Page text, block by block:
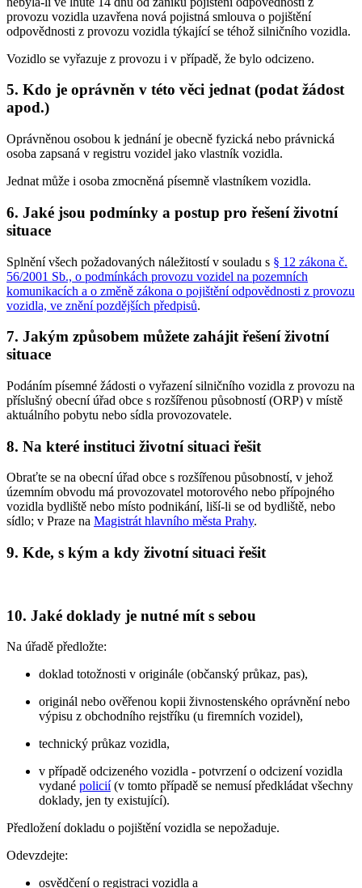
provozu vozidla uzavřena nová pojistná smlouva o pojištění
odpovědnosti z provozu vozidla týkající se téhož silničního vozidla.
Vozidlo se vyřazuje z provozu i v případě, že bylo odcizeno.
5. Kdo je oprávněn v této věci jednat (podat žádost
apod.)
Oprávněnou osobou k jednání je obecně fyzická nebo právnická
osoba zapsaná v registru vozidel jako vlastník vozidla.
Jednat může i osoba zmocněná písemně vlastníkem vozidla.
6. Jaké jsou podmínky a postup pro řešení životní
situace
Splnění všech požadovaných náležitostí v souladu s § 12 zákona č.
56/2001 Sb., o podmínkách provozu vozidel na pozemních
komunikacích a o změně zákona o pojištění odpovědnosti z provozu
vozidla, ve znění pozdějších předpisů.
7. Jakým způsobem můžete zahájit řešení životní
situace
Podáním písemné žádosti o vyřazení silničního vozidla z provozu na
příslušný obecní úřad obce s rozšířenou působností (ORP) v místě
aktuálního pobytu nebo sídla provozovatele.
8. Na které instituci životní situaci řešit
Obraťte se na obecní úřad obce s rozšířenou působností, v jehož
územním obvodu má provozovatel motorového nebo přípojného
vozidla bydliště nebo místo podnikání, liší-li se od bydliště, nebo
sídlo; v Praze na Magistrát hlavního města Prahy.
9. Kde, s kým a kdy životní situaci řešit
10. Jaké doklady je nutné mít s sebou
Na úřadě předložte:
doklad totožnosti v originále (občanský průkaz, pas),
originál nebo ověřenou kopii živnostenského oprávnění nebo
výpisu z obchodního rejstříku (u firemních vozidel),
technický průkaz vozidla,
v případě odcizeného vozidla - potvrzení o odcizení vozidla
vydané policií(v tomto případě se nemusí předkládat všechny
doklady, jen ty existující).
Předložení dokladu o pojištění vozidla se nepožaduje.
Odevzdejte:
osvědčení o registraci vozidla a